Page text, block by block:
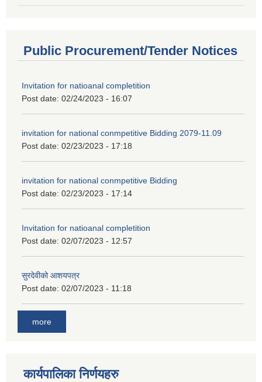
Public Procurement/Tender Notices
Invitation for natioanal completition
Post date: 02/24/2023 - 16:07
invitation for national conmpetitive Bidding 2079-11.09
Post date: 02/23/2023 - 17:18
invitation for national conmpetitive Bidding
Post date: 02/23/2023 - 17:14
Invitation for natioanal completition
Post date: 02/07/2023 - 12:57
सुरदेवीको आशयपत्र
Post date: 02/07/2023 - 11:18
more
कार्यपालिका निर्णयहरु